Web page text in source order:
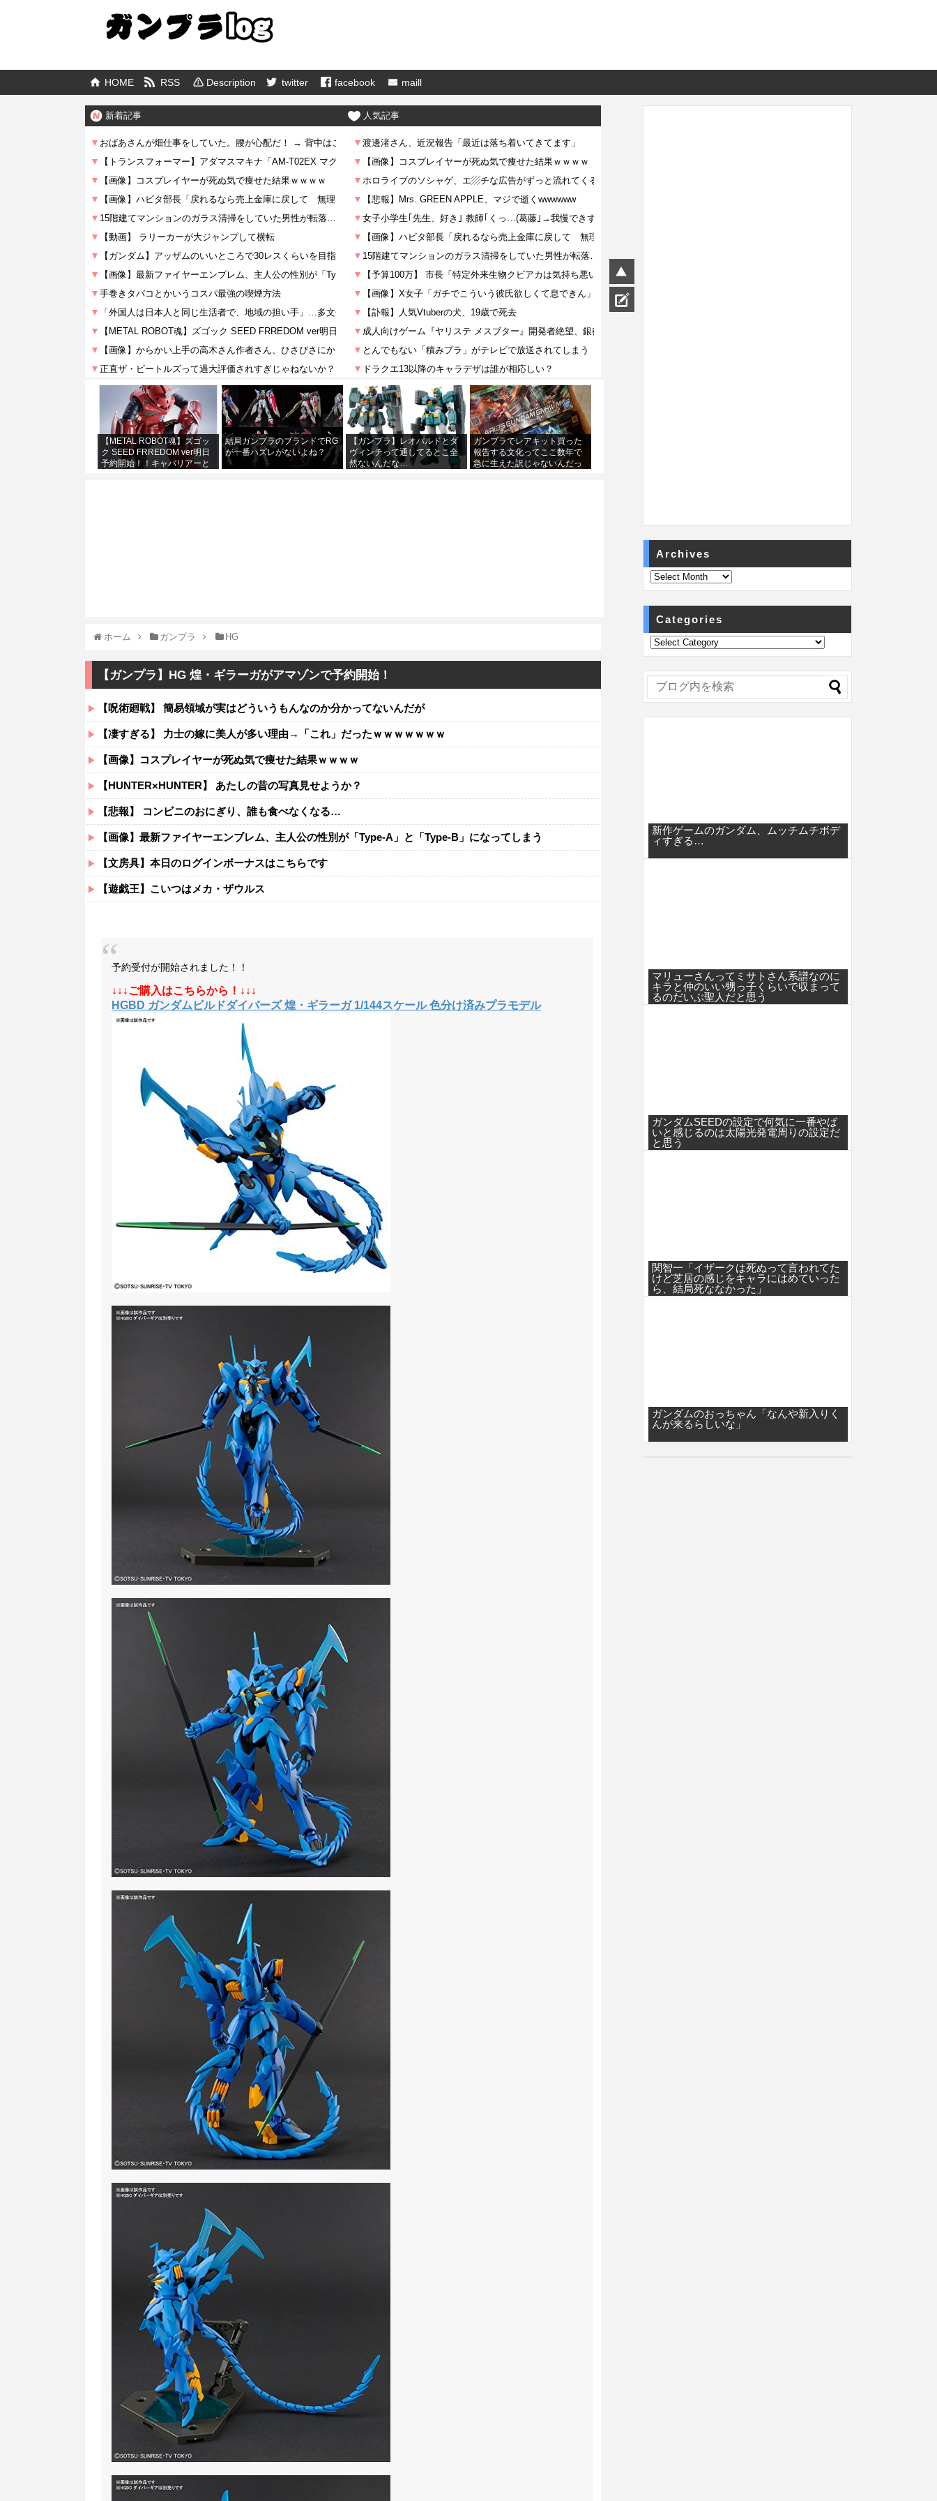
HOME RSS Description twitter facebook maill
新着記事 人気記事
【METAL ROBOT魂】ズゴッ
ク SEED FRREDOM ver明日
予約開始！！キャバリアーと
結局ガンプラのブランドでRG
が一番ハズレがないよね？
【ガンプラ】レオパルドとダ
ヴィンチって通してるとこ全
然ないんだな…
ガンプラでレアキット買った
報告する文化ってここ数年で
急に生えた訳じゃないんだっ
ホーム ガンプラ HG
【ガンプラ】HG 煌・ギラーガがアマゾンで予約開始！
【呪術廻戦】 簡易領域が実はどういうもんなのか分かってないんだが
【凄すぎる】 力士の嫁に美人が多い理由→「これ」だったｗｗｗｗｗｗｗ
【画像】コスプレイヤーが死ぬ気で痩せた結果ｗｗｗｗ
【HUNTER×HUNTER】 あたしの昔の写真見せようか？
【悲報】 コンビニのおにぎり、誰も食べなくなる…
【画像】最新ファイヤーエンブレム、主人公の性別が「Type-A」と「Type-B」になってしまう
【文房具】本日のログインボーナスはこちらです
【遊戯王】こいつはメカ・ザウルス
予約受付が開始されました！！
↓↓↓ご購入はこちらから！↓↓↓
HGBD ガンダムビルドダイバーズ 煌・ギラーガ 1/144スケール 色分け済みプラモデル
Archives
Categories
新作ゲームのガンダム、ムッチムチボデ
ィすぎる…
マリューさんってミサトさん系譜なのに
キラと仲のいい甥っ子くらいで収まって
るのだいぶ聖人だと思う
ガンダムSEEDの設定で何気に一番やば
いと感じるのは太陽光発電周りの設定だ
と思う
関智一「イザークは死ぬって言われてた
けど芝居の感じをキャラにはめていった
ら、結局死ななかった」
ガンダムのおっちゃん「なんや新入りく
んが来るらしいな」